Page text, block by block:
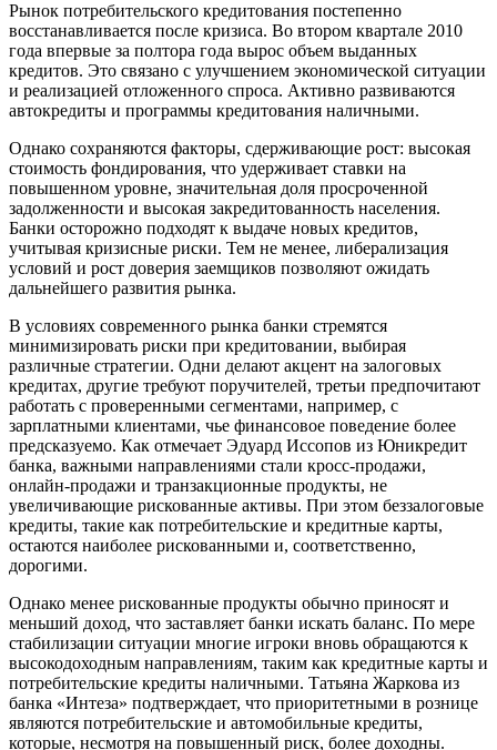
Рынок потребительского кредитования постепенно
восстанавливается после кризиса. Во втором квартале 2010
года впервые за полтора года вырос объем выданных
кредитов. Это связано с улучшением экономической ситуации
и реализацией отложенного спроса. Активно развиваются
автокредиты и программы кредитования наличными.
Однако сохраняются факторы, сдерживающие рост: высокая
стоимость фондирования, что удерживает ставки на
повышенном уровне, значительная доля просроченной
задолженности и высокая закредитованность населения.
Банки осторожно подходят к выдаче новых кредитов,
учитывая кризисные риски. Тем не менее, либерализация
условий и рост доверия заемщиков позволяют ожидать
дальнейшего развития рынка.
В условиях современного рынка банки стремятся
минимизировать риски при кредитовании, выбирая
различные стратегии. Одни делают акцент на залоговых
кредитах, другие требуют поручителей, третьи предпочитают
работать с проверенными сегментами, например, с
зарплатными клиентами, чье финансовое поведение более
предсказуемо. Как отмечает Эдуард Иссопов из Юникредит
банка, важными направлениями стали кросс-продажи,
онлайн-продажи и транзакционные продукты, не
увеличивающие рискованные активы. При этом беззалоговые
кредиты, такие как потребительские и кредитные карты,
остаются наиболее рискованными и, соответственно,
дорогими.
Однако менее рискованные продукты обычно приносят и
меньший доход, что заставляет банки искать баланс. По мере
стабилизации ситуации многие игроки вновь обращаются к
высокодоходным направлениям, таким как кредитные карты и
потребительские кредиты наличными. Татьяна Жаркова из
банка «Интеза» подтверждает, что приоритетными в рознице
являются потребительские и автомобильные кредиты,
которые, несмотря на повышенный риск, более доходны.